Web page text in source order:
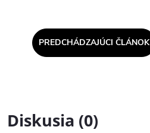
PREDCHÁDZAJÚCI ČLÁNOK
Diskusia (0)